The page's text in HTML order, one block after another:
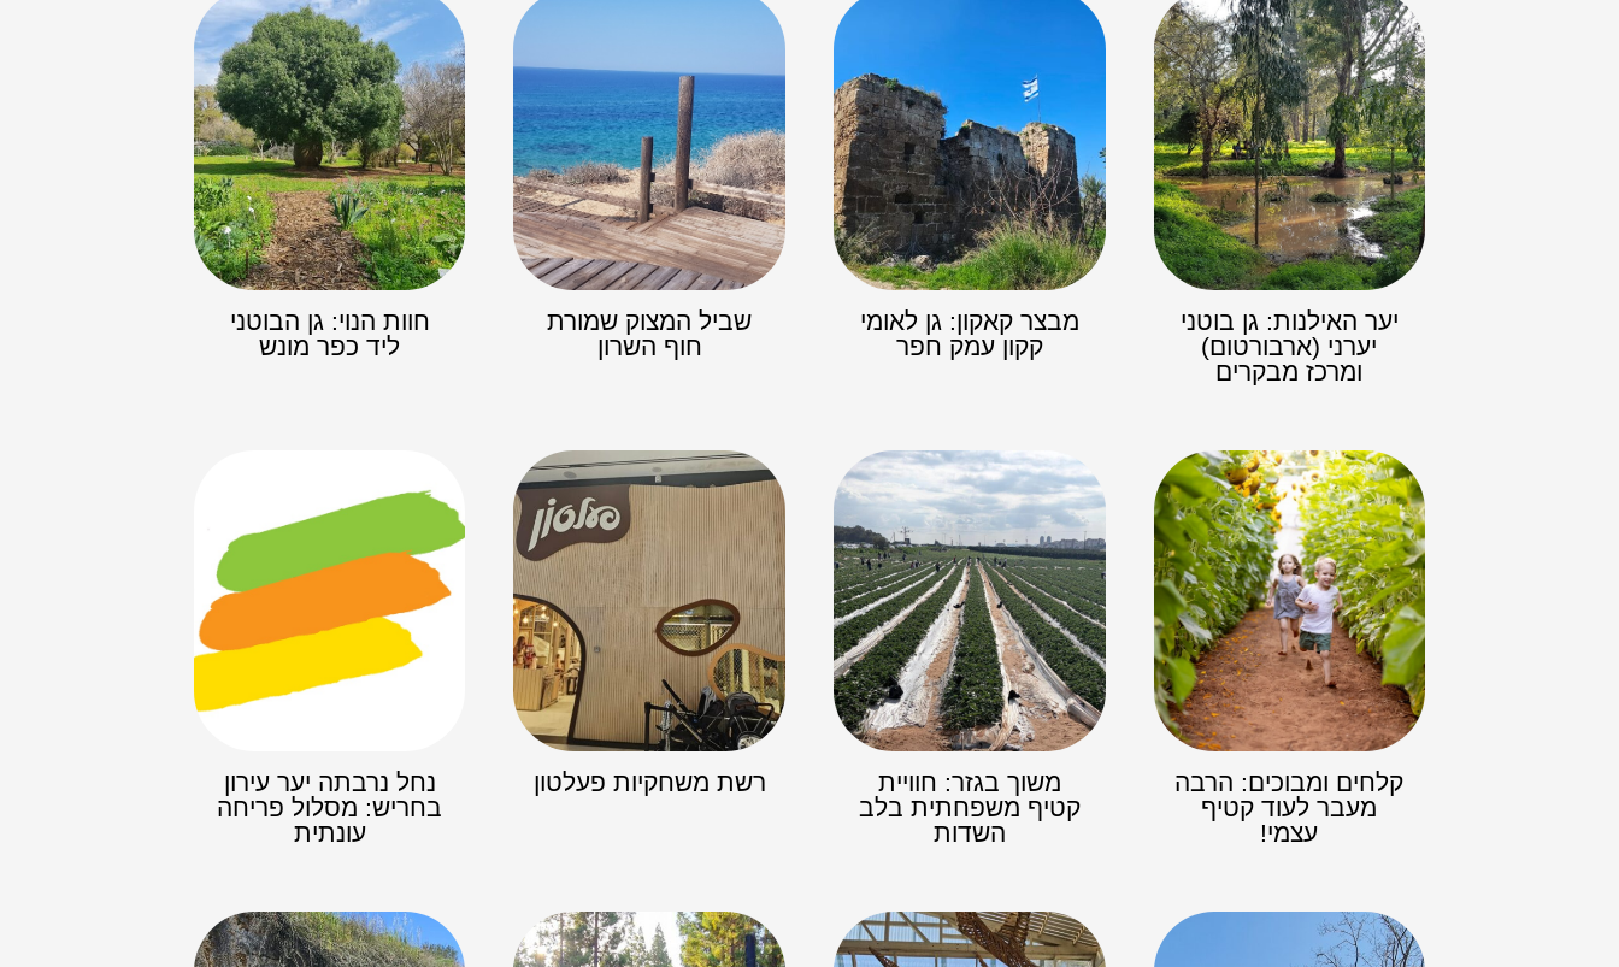
יער האילנות: גן בוטני
יערני (ארבורטום)
ומרכז מבקרים
מבצר קאקון: גן לאומי
קקון עמק חפר
שביל המצוק שמורת
חוף השרון
חוות הנוי: גן הבוטני
ליד כפר מונש
קלחים ומבוכים: הרבה
מעבר לעוד קטיף
עצמי!
משוך בגזר: חוויית
קטיף משפחתית בלב
השדות
רשת משחקיות פעלטון
נחל נרבתה יער עירון
בחריש: מסלול פריחה
עונתית